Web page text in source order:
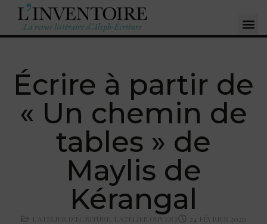
Écrire à partir de
« Un chemin de
tables » de
Maylis de
Kérangal
L'ATELIER D'ÉCRITURE L'ATELIER OUVERT 24 FÉVRIER 2020